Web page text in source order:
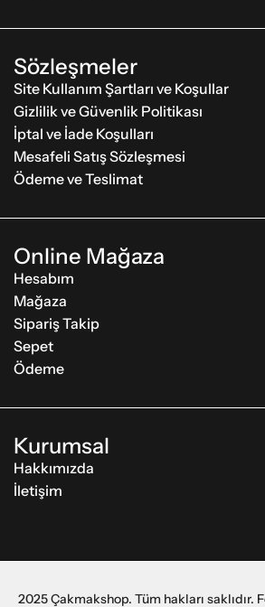
Sözleşmeler
Site Kullanım Şartları ve Koşullar
Gizlilik ve Güvenlik Politikası
İptal ve İade Koşulları
Mesafeli Satış Sözleşmesi
Ödeme ve Teslimat
Online Mağaza
Hesabım
Mağaza
Sipariş Takip
Sepet
Ödeme
Kurumsal
Hakkımızda
İletişim
2025 Çakmakshop. Tüm hakları saklıdır.